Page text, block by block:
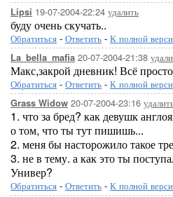
Lipsi 19-07-2004-22:24 удалить
буду очень скучать..
Обратиться - Ответить - К полной
La_bella_mafia 20-07-2004-21:38
Макс,закрой дневник! Всё
Обратиться - Ответить - К полной
Grass Widow 20-07-2004-23:16
1. что за бред? как девушк
о том, что ты тут пишишь...
2. меня бы насторожило такое
3. не в тему. а как это ты
Универ?
Обратиться - Ответить - К полной